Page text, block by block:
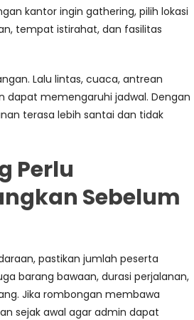
kantor ingin gathering, pilih lokasi
tempat istirahat, dan fasilitas
Lalu lintas, cuaca, antrean
dapat memengaruhi jadwal. Dengan
terasa lebih santai dan tidak
Perlu
Sebelum
pastikan jumlah peserta
barang bawaan, durasi perjalanan,
Jika rombongan membawa
sejak awal agar admin dapat